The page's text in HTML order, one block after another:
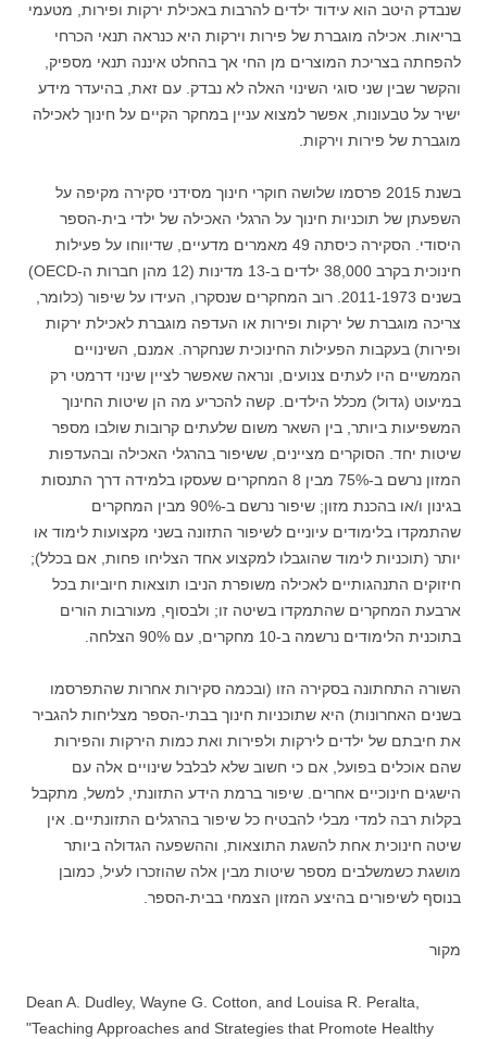
שנבדק היטב הוא עידוד ילדים להרבות באכילת ירקות ופירות, מטעמי
בריאות. אכילה מוגברת של פירות וירקות היא כנראה תנאי הכרחי
להפחתה בצריכת המוצרים מן החי אך בהחלט איננה תנאי מספיק,
והקשר שבין שני סוגי השינוי האלה לא נבדק. עם זאת, בהיעדר מידע
ישיר על טבעונות, אפשר למצוא עניין במחקר הקיים על חינוך לאכילה
מוגברת של פירות וירקות.
בשנת 2015 פרסמו שלושה חוקרי חינוך מסידני סקירה מקיפה על
השפעתן של תוכניות חינוך על הרגלי האכילה של ילדי בית-הספר
היסודי. הסקירה כיסתה 49 מאמרים מדעיים, שדיווחו על פעילות
חינוכית בקרב 38,000 ילדים ב-13 מדינות (12 מהן חברות ה-OECD)
בשנים 2011-1973. רוב המחקרים שנסקרו, העידו על שיפור (כלומר,
צריכה מוגברת של ירקות ופירות או העדפה מוגברת לאכילת ירקות
ופירות) בעקבות הפעילות החינוכית שנחקרה. אמנם, השינויים
הממשיים היו לעתים צנועים, ונראה שאפשר לציין שינוי דרמטי רק
במיעוט (גדול) מכלל הילדים. קשה להכריע מה הן שיטות החינוך
המשפיעות ביותר, בין השאר משום שלעתים קרובות שולבו מספר
שיטות יחד. הסוקרים מציינים, ששיפור בהרגלי האכילה ובהעדפות
המזון נרשם ב-75% מבין 8 המחקרים שעסקו בלמידה דרך התנסות
בגינון ו/או בהכנת מזון; שיפור נרשם ב-90% מבין המחקרים
שהתמקדו בלימודים עיוניים לשיפור התזונה בשני מקצועות לימוד או
יותר (תוכניות לימוד שהוגבלו למקצוע אחד הצליחו פחות, אם בכלל);
חיזוקים התנהגותיים לאכילה משופרת הניבו תוצאות חיוביות בכל
ארבעת המחקרים שהתמקדו בשיטה זו; ולבסוף, מעורבות הורים
בתוכנית הלימודים נרשמה ב-10 מחקרים, עם 90% הצלחה.
השורה התחתונה בסקירה הזו (ובכמה סקירות אחרות שהתפרסמו
בשנים האחרונות) היא שתוכניות חינוך בבתי-הספר מצליחות להגביר
את חיבתם של ילדים לירקות ולפירות ואת כמות הירקות והפירות
שהם אוכלים בפועל, אם כי חשוב שלא לבלבל שינויים אלה עם
הישגים חינוכיים אחרים. שיפור ברמת הידע התזונתי, למשל, מתקבל
בקלות רבה למדי מבלי להבטיח כל שיפור בהרגלים התזונתיים. אין
שיטה חינוכית אחת להשגת התוצאות, וההשפעה הגדולה ביותר
מושגת כשמשלבים מספר שיטות מבין אלה שהוזכרו לעיל, כמובן
בנוסף לשיפורים בהיצע המזון הצמחי בבית-הספר.
מקור
Dean A. Dudley, Wayne G. Cotton, and Louisa R. Peralta,
"Teaching Approaches and Strategies that Promote Healthy